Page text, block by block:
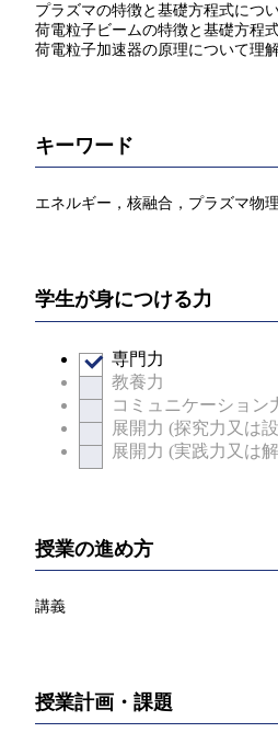
プラズマの特徴と基礎方程式につ
荷電粒子ビームの特徴と基礎方程
荷電粒子加速器の原理について理
キーワード
エネルギー，核融合，プラズマ物
学生が身につける力
専門力
教養力
コミュニケーション
展開力 (探究力又は
展開力 (実践力又は
授業の進め方
講義
授業計画・課題